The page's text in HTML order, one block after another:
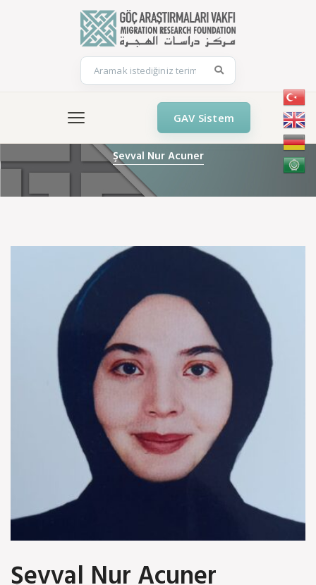
GAV Sistem
Şevval Nur Acuner